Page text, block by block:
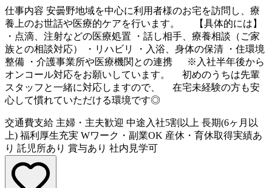
仕事内容 安曇野地域を中心に利用者様のお宅を訪問し、療
養上のお世話や医療的ケアを行います。 【具体的には】
・点滴、注射などの医療処置 ・話し相手、療養相談（ご家
族との相談対応） ・リハビリ ・入浴、身体の保清 ・住環境
整備 ・介護事業所や医療機関との連携 ※入社半年後から
オンコール対応をお願いしています。 初めのうちは先輩
スタッフと一緒に対応しますので、 在宅未経験の方も安
心して慣れていただける環境です◎
交通費支給 主婦・主夫歓迎 中途入社5割以上 長期(6ヶ月以
上) 福利厚生充実 Wワーク・副業OK 産休・育休取得実績あ
り 託児所あり 賞与あり 社内見学可